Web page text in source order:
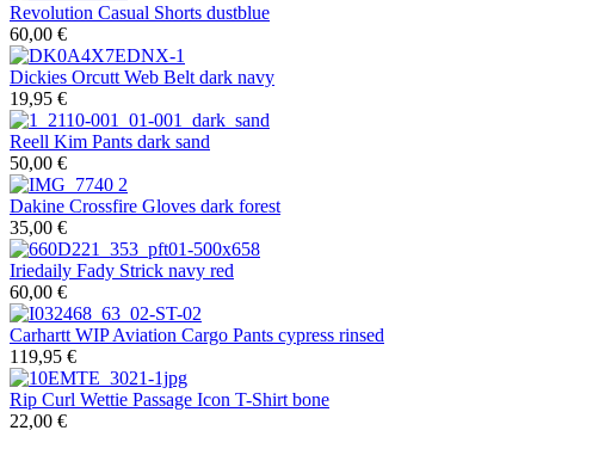
Revolution Casual Shorts dustblue
60,00 €
Dickies Orcutt Web Belt dark navy
19,95 €
Reell Kim Pants dark sand
50,00 €
Dakine Crossfire Gloves dark forest
35,00 €
Iriedaily Fady Strick navy red
60,00 €
Carhartt WIPAviation Cargo Pants cypress rinsed
119,95 €
Rip Curl Wettie Passage Icon T-Shirt bone
22,00 €